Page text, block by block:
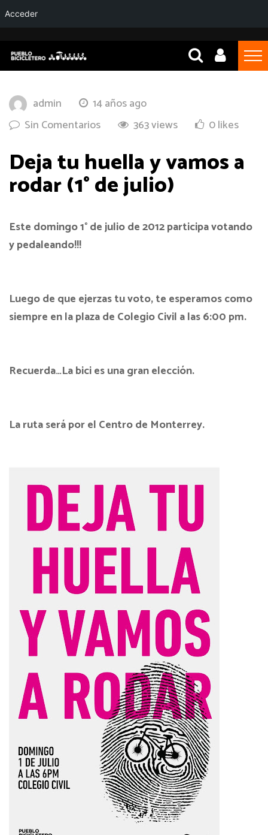
admin
14 años ago
Sin Comentarios
363 views 0 likes
Deja tu huella y vamos a
rodar (1° de julio)
Este domingo 1° de julio de 2012 participa votando
y pedaleando!!!
Luego de que ejerzas tu voto, te esperamos como
siempre en la plaza de Colegio Civil a las 6:00 pm.
Recuerda…La bici es una gran elección.
La ruta será por el Centro de Monterrey.
Acceder